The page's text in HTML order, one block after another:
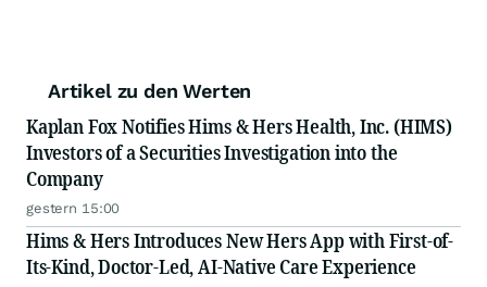
Artikel zu den Werten
Kaplan Fox Notifies Hims & Hers Health, Inc. (HIMS)
Investors of a Securities Investigation into the
Company
gestern 15:00
Hims & Hers Introduces New Hers App with First-of-
Its-Kind, Doctor-Led, AI-Native Care Experience